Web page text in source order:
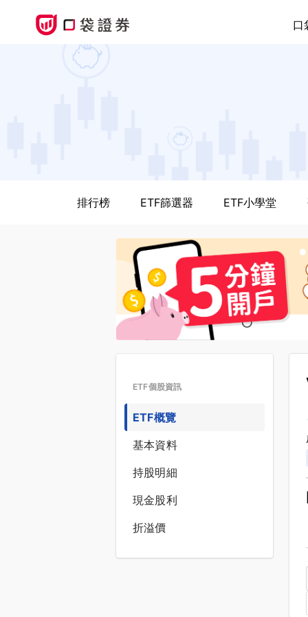
口
排行榜 ETF篩選器 ETF小學堂
ETF個股資訊
ETF概覽
基本資料
持股明細
現金股利
折溢價